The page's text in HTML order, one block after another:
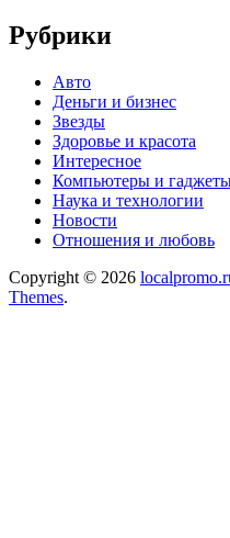
Рубрики
Авто
Деньги и бизнес
Звезды
Здоровье и красота
Интересное
Компьютеры и
Наука и технологии
Новости
Отношения и любовь
Copyright © 2026
Themes.